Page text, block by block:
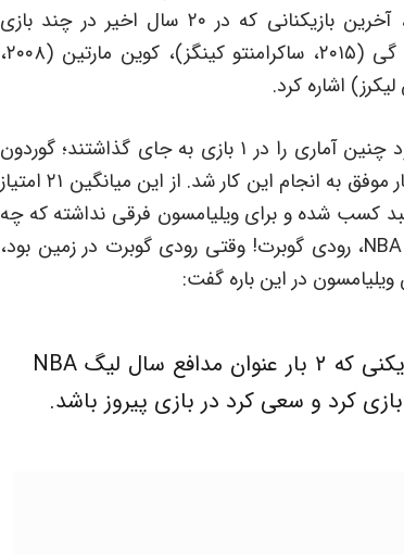
امتیاز شد. براساس آمار و اطلاعات سایت ESPN، آخرین بازیکنانی که در ۲۰ سال اخیر در چند بازی
تدارکاتی پیش‌ فصل به جای گذاشته بودند رودی گی (۲۰۱۵، ساکرامنتو کینگز)، کوین مارتین (۲۰۰۸،
در ۲۰ سال اخیر، تنها دو بازیکن در اولین فصل خود چنین آماری را در ۱ بازی به جای گذاشتند؛ گوردون
هایوارد و دژوان بلیر! ویلیامسون در ۳ بازی خود ۲ بار موفق به انجام این کار شد. از این میانگین ۲۱ امتیاز
۲۰ امتیاز در حوالی سبد کسب شده و برای ویلیامسون فرقی نداشته که چه
مدافعی مسئول پوشش او باشد حتی مدافع سال NBA، رودی گوبرت! وقتی رودی گوبرت در زمین بود،
در این باره گفت:
باید به رودی گوبرت احترام گذاشت، بازیکنی که ۲ بار عنوان مدافع سال لیگ NBA
کرد و سعی کرد در بازی پیروز باشد.